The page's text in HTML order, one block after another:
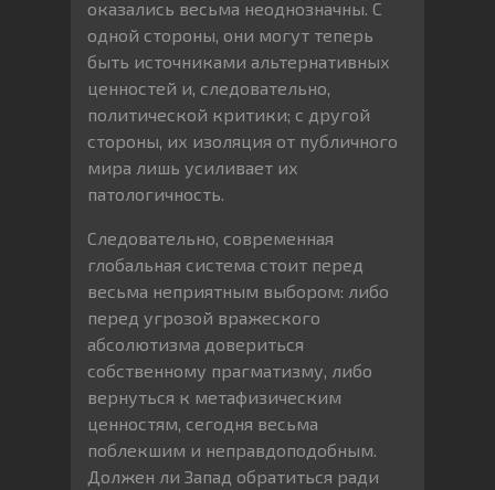
оказались весьма неоднозначны. С
одной стороны, они могут теперь
быть источниками альтернативных
ценностей и, следовательно,
политической критики; с другой
стороны, их изоляция от публичного
мира лишь усиливает их
патологичность.
Следовательно, современная
глобальная система стоит перед
весьма неприятным выбором: либо
перед угрозой вражеского
абсолютизма довериться
собственному прагматизму, либо
вернуться к метафизическим
ценностям, сегодня весьма
поблекшим и неправдоподобным.
Должен ли Запад обратиться ради